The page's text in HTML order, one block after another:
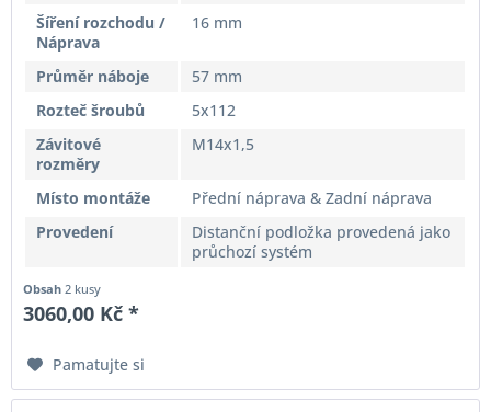
Šíření rozchodu /
Náprava
16 mm
Průměr náboje
57 mm
Rozteč šroubů
5x112
Závitové
rozměry
M14x1,5
Místo montáže
Přední náprava & Zadní náprava
Provedení
Distanční podložka provedená jako
průchozí systém
Obsah 2 kusy
3060,00 Kč *
Pamatujte si